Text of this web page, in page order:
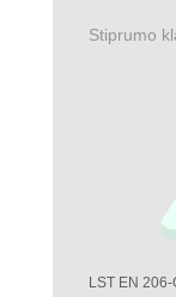
Stiprumo
LST EN